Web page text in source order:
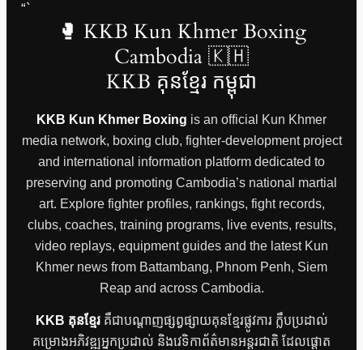
“`
🥊 KKB Kun Khmer Boxing
Cambodia 🇰🇭
KKB គុនខ្មែរ កម្ពុជា
KKB Kun Khmer Boxing is an official Kun Khmer
media network, boxing club, fighter-development project
and international information platform dedicated to
preserving and promoting Cambodia’s national martial
art. Explore fighter profiles, rankings, fight records,
clubs, coaches, training programs, live events, results,
video replays, equipment guides and the latest Kun
Khmer news from Battambang, Phnom Penh, Siem
Reap and across Cambodia.
KKB គុនខ្មែរគឺជាបណ្តាញផ្សព្វផ្សាយគុនខ្មែរផ្លូវការ ក្លឹបប្រដាល់
គម្រោងអភិវឌ្ឍអ្នកប្រដាល់ និងវេទិកាព័ត៌មានអន្តរជាតិ ដែលផ្តោត